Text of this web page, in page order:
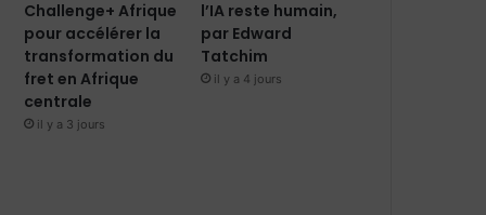
Challenge+ Afrique
pour accélérer la
transformation du
fret en Afrique
centrale
il y a 3 jours
l’IA reste humain,
par Edward
Tatchim
il y a 4 jours